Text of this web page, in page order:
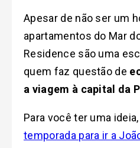
Apesar de não ser um
apartamentos do Mar
Residence são uma
quem faz questão de
a viagem à capital da
Para você ter uma
temporada para ir a